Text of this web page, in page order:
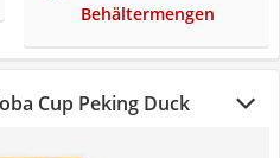
Behältermengen
Cup Peking Duck